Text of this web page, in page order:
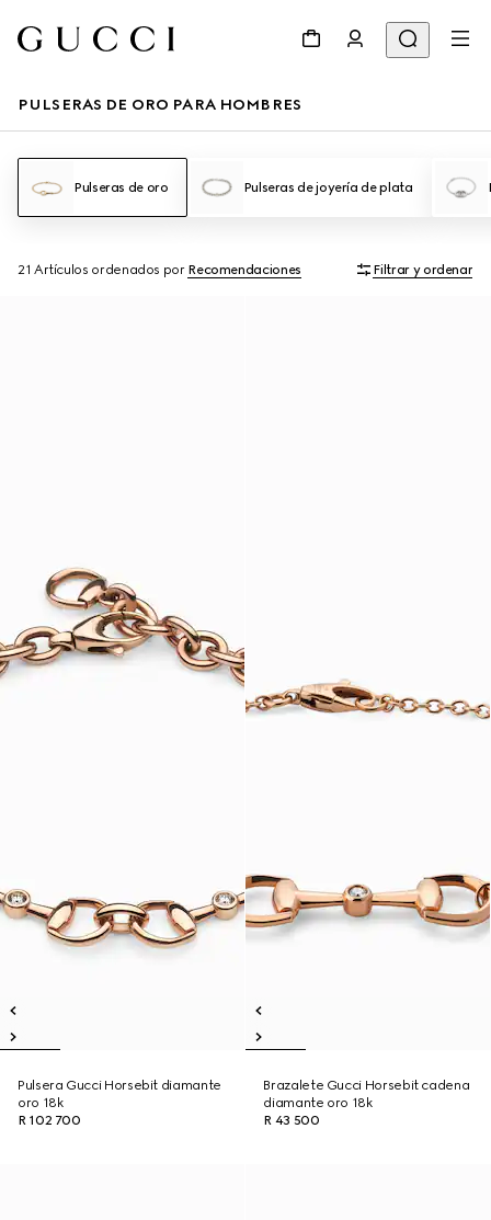
PULSERAS DE ORO PARA HOMBRES
Pulseras de oro Pulseras de joyería de plata
21 Artículos ordenados por Recomendaciones Filtrar y ordenar
Pulsera Gucci Horsebit diamante
oro 18k
R 102 700
Brazalete Gucci Horsebit cadena
diamante oro 18k
R 43 500